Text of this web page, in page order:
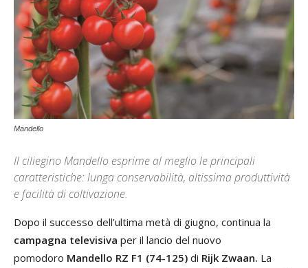
Mandello
Il ciliegino Mandello esprime al meglio le principali
caratteristiche: lunga conservabilità, altissima produttività
e facilità di coltivazione.
Dopo il successo dell’ultima metà di giugno, continua la
campagna televisiva per il lancio del nuovo
pomodoro Mandello RZ F1 (74-125) di Rijk Zwaan. La